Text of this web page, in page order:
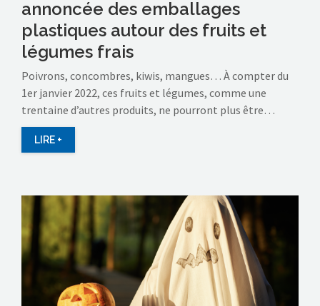
annoncée des emballages
plastiques autour des fruits et
légumes frais
Poivrons, concombres, kiwis, mangues… À compter du
1er janvier 2022, ces fruits et légumes, comme une
trentaine d’autres produits, ne pourront plus être…
LIRE +